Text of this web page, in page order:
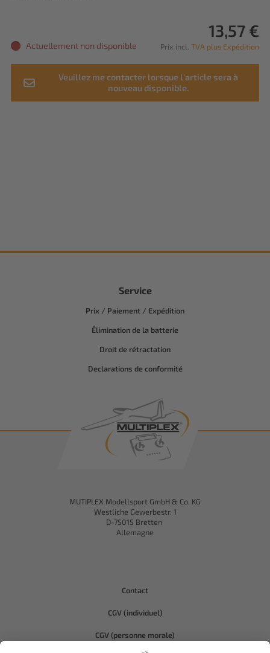
13,57 €
Prix incl. TVA plus Expédition
Actuellement non disponible
Veuillez me contacter lorsque l'article sera à
nouveau disponible.
Service
Prix / Paiement / Expédition
Élimination de la batterie
Droit de rétractation
Declarations de conformité
MUTIPLEX Modellsport GmbH & Co. KG
Westliche Gewerbestr. 1
D-75015 Bretten
Allemagne
Contact
CGV (individuel)
CGV (personne morale)